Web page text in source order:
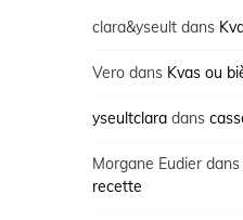
clara&yseultdans
Verodans Kvas ou
yseultclaradans
Morgane Eudierdans
recette